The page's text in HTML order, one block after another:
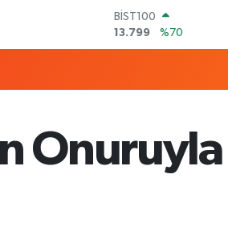
BITCOIN
64.643,95
%0.16
DOLAR
GRAM ALTIN
6500.87
%0.12
Onuruyla